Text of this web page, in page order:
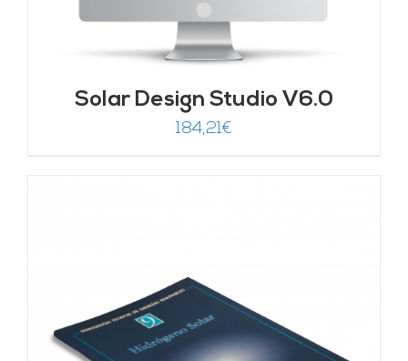
Solar Design Studio V6.0
184,21€